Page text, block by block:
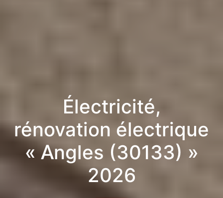
Électricité,
rénovation électrique
« Angles (30133) »
2026